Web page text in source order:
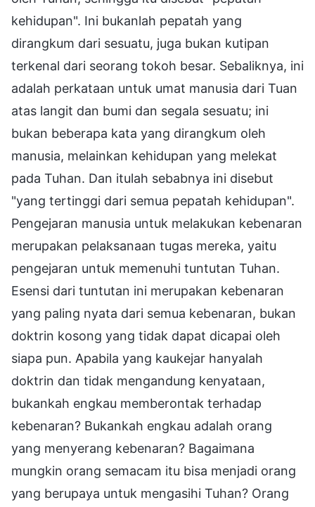
kehidupan". Ini bukanlah pepatah yang
dirangkum dari sesuatu, juga bukan kutipan
terkenal dari seorang tokoh besar. Sebaliknya, ini
adalah perkataan untuk umat manusia dari Tuan
atas langit dan bumi dan segala sesuatu; ini
bukan beberapa kata yang dirangkum oleh
manusia, melainkan kehidupan yang melekat
pada Tuhan. Dan itulah sebabnya ini disebut
"yang tertinggi dari semua pepatah kehidupan".
Pengejaran manusia untuk melakukan kebenaran
merupakan pelaksanaan tugas mereka, yaitu
pengejaran untuk memenuhi tuntutan Tuhan.
Esensi dari tuntutan ini merupakan kebenaran
yang paling nyata dari semua kebenaran, bukan
doktrin kosong yang tidak dapat dicapai oleh
siapa pun. Apabila yang kaukejar hanyalah
doktrin dan tidak mengandung kenyataan,
bukankah engkau memberontak terhadap
kebenaran? Bukankah engkau adalah orang
yang menyerang kebenaran? Bagaimana
mungkin orang semacam itu bisa menjadi orang
yang berupaya untuk mengasihi Tuhan? Orang